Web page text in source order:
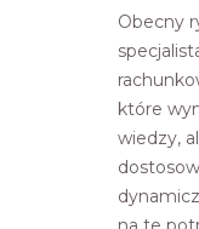
Obecny
które
wiedzy,